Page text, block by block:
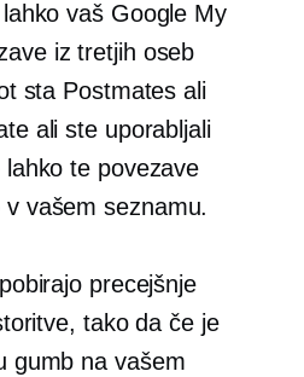
vaš Google My
iztretjih oseb
sta Postmates ali
ali ste uporabljali
te povezave
vašem seznamu.
precejšnje
tako da če je
gumb na vašem